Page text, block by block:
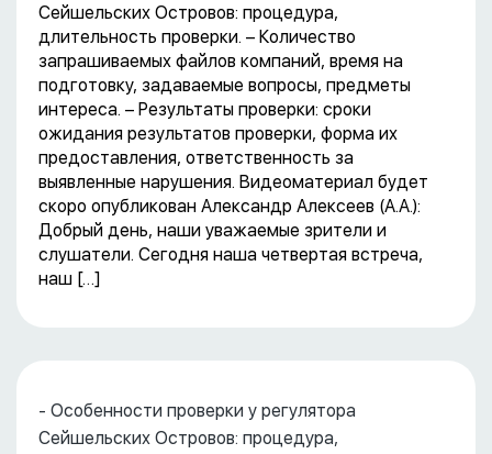
Сейшельских Островов: процедура,
длительность проверки. – Количество
запрашиваемых файлов компаний, время на
подготовку, задаваемые вопросы, предметы
интереса. – Результаты проверки: сроки
ожидания результатов проверки, форма их
предоставления, ответственность за
выявленные нарушения. Видеоматериал будет
скоро опубликован Александр Алексеев (А.А.):
Добрый день, наши уважаемые зрители и
слушатели. Сегодня наша четвертая встреча,
наш […]
- Особенности проверки у регулятора
Сейшельских Островов: процедура,